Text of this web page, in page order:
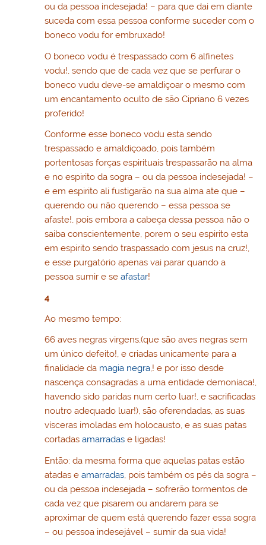
ou da pessoa indesejada! – para que dai em diante
suceda com essa pessoa conforme suceder com o
boneco vodu for embruxado!
O boneco vodu é trespassado com 6 alfinetes
vodu!, sendo que de cada vez que se perfurar o
boneco vudu deve-se amaldiçoar o mesmo com
um encantamento oculto de são Cipriano 6 vezes
proferido!
Conforme esse boneco vodu esta sendo
trespassado e amaldiçoado, pois também
portentosas forças espirituais trespassarão na alma
e no espirito da sogra – ou da pessoa indesejada! –
e em espirito ali fustigarão na sua alma ate que –
querendo ou não querendo – essa pessoa se
afaste!, pois embora a cabeça dessa pessoa não o
saiba conscientemente, porem o seu espirito esta
em espirito sendo traspassado com jesus na cruz!,
e esse purgatório apenas vai parar quando a
pessoa sumir e seafastar!
4
Ao mesmo tempo:
66 aves negras virgens,(que são aves negras sem
um único defeito!, e criadas unicamente para a
finalidade da magia negra,! e por isso desde
nascença consagradas a uma entidade demoníaca!,
havendo sido paridas num certo luar!, e sacrificadas
noutro adequado luar!), são oferendadas, as suas
vísceras imoladas em holocausto, e as suas patas
cortadasamarradas e ligadas!
Então: da mesma forma que aquelas patas estão
atadas eamarradas, pois também os pés da sogra –
ou da pessoa indesejada – sofrerão tormentos de
cada vez que pisarem ou andarem para se
aproximar de quem está querendo fazer essa sogra
– ou pessoa indesejável – sumir da sua vida!